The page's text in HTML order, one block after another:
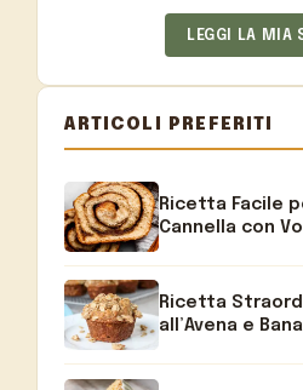
LEGGI LA MIA
ARTICOLI PREFERITI
Ricetta Facile
Cannella con
Ricetta
all’Avena e